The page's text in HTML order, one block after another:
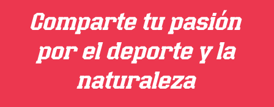
Comparte tu pasión
por el deporte y la
naturaleza